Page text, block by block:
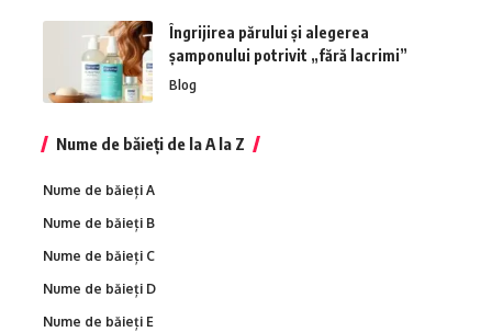
Îngrijirea părului și alegerea
șamponului potrivit „fără lacrimi”
Blog
Nume de băieți de la A la Z
Nume de băieți A
Nume de băieți B
Nume de băieți C
Nume de băieți D
Nume de băieți E